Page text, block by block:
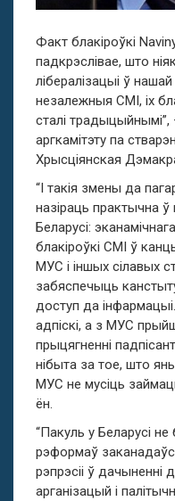
Факт блакіроўкі
падкрэслівае, што
лібералізацыі ў
незалежныя СМІ, іх
сталі
аргкамітэту па
Хрысціянская
“І такія змены да
назіраць практычна
Беларусі:
блакіроўкі СМІ ў
МУС і іншых сілавых
забяспечыць
доступ да
адпіскі, а з МУС
прыцягненні
нібыта за тое, што
МУС не мусіць
ён.
“Пакуль у Беларусі
рэформаў
рэпрэсіі ў дачыненні
арганізацый і